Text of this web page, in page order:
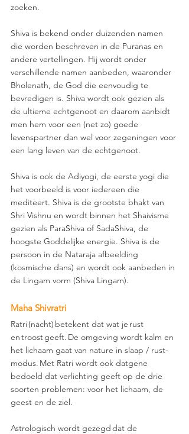
zoeken.
Shiva is bekend onder duizenden namen
die worden beschreven in de Puranas en
andere vertellingen. Hij wordt onder
verschillende namen aanbeden, waaronder
Bholenath, de God die eenvoudig te
bevredigen is. Shiva wordt ook gezien als
de ultieme echtgenoot en daarom aanbidt
men hem voor een (net zo) goede
levenspartner dan wel voor zegeningen voor
een lang leven van de echtgenoot.
Shiva is ook de Adiyogi, de eerste yogi die
het voorbeeld is voor iedereen die
mediteert. Shiva is de grootste bhakt van
Shri Vishnu en wordt binnen het Shaivisme
gezien als ParaShiva of SadaShiva, de
hoogste Goddelijke energie. Shiva is de
persoon in de Nataraja afbeelding
(kosmische dans) en wordt ook aanbeden in
de Lingam vorm (Shiva Lingam).
Maha Shivratri
Ratri (nacht) betekent dat wat je rust
en troost geeft. De omgeving wordt kalm en
het lichaam gaat van nature in slaap / rust-
modus. Met Ratri wordt ook datgene
bedoeld dat verlichting geeft op de drie
soorten problemen: voor het lichaam, de
geest en de ziel.
Astrologisch wordt gezegd dat de